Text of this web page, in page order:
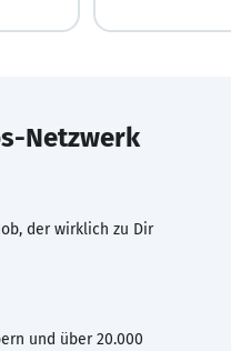
Netzwerk
der wirklich zu Dir
und über 20.000